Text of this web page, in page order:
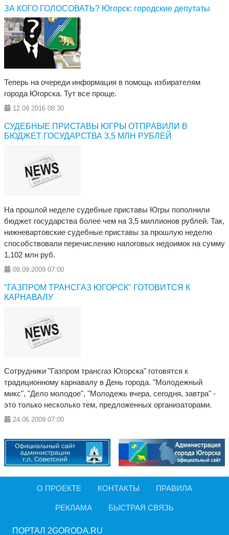
ЗА КОГО ГОЛОСОВАТЬ? Югорск: городские депутаты
Теперь на очереди информация в помощь избирателям
города Югорска. Тут все проще.
12.09.2016 08:30
СУДЕБНЫЕ ПРИСТАВЫ ЮГРЫ ОТПРАВИЛИ В
БЮДЖЕТ ГОСУДАРСТВА 3,5 МЛН РУБЛЕЙ
На прошлой неделе судебные приставы Югры пополнили
бюджет государства более чем на 3,5 миллионов рублей. Так,
нижневартовские судебные приставы за прошлую неделю
способствовали перечислению налоговых недоимок на сумму
1,102 млн руб.
08.09.2009 07:00
"ГАЗПРОМ ТРАНСГАЗ ЮГОРСК" ГОТОВИТСЯ К
КАРНАВАЛУ
Сотрудники "Газпром трансгаз Югорска" готовятся к
традиционному карнавалу в День города. "Молодежный
микс", "Дело молодое", "Молодежь вчера, сегодня, завтра" -
это только несколько тем, предложенных организаторами.
24.06.2009 07:00
О ПРОЕКТЕ КОНТАКТЫ ПРАВИЛА
РЕКЛАМА БЫСТРАЯ СВЯЗЬ
ПОРТАЛ 2GORODA.RU